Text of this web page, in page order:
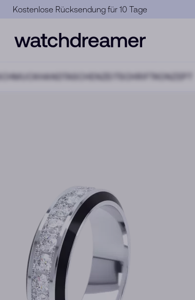
Offizielle Garantie
SCHMUCK HANDTASCHEN
KONZEPT